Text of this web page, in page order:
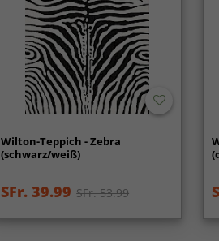
Wilton-Teppich - Zebra
(schwarz/weiß)
SFr. 39.99 SFr. 53.99